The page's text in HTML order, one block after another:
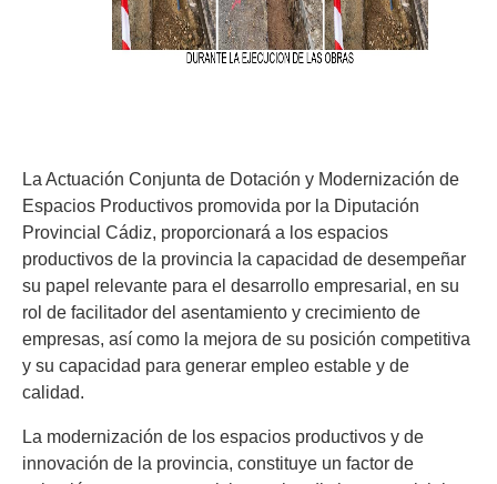
La Actuación Conjunta de Dotación y Modernización de
Espacios Productivos promovida por la Diputación
Provincial Cádiz, proporcionará a los espacios
productivos de la provincia la capacidad de desempeñar
su papel relevante para el desarrollo empresarial, en su
rol de facilitador del asentamiento y crecimiento de
empresas, así como la mejora de su posición competitiva
y su capacidad para generar empleo estable y de
calidad.
La modernización de los espacios productivos y de
innovación de la provincia, constituye un factor de